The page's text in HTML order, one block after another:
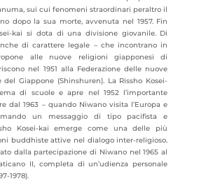
sui cui fenomeni straordinari peraltro il
dopo la sua morte, avvenuta nel 1957. Fin
kai si dota di una divisione giovanile. Di
di carattere legale – che incontrano in
alle nuove religioni giapponesi di
nel 1951 alla Federazione delle nuove
del Giappone (Shinshuren). La Rissho Kosei-
di scuole e apre nel 1952 l’importante
dal 1963 – quando Niwano visita l’Europa e
un messaggio di tipo pacifista e
Kosei-kai emerge come una delle più
buddhiste attive nel dialogo inter-religioso.
dalla partecipazione di Niwano nel 1965 al
II, completa di un’udienza personale
1978).